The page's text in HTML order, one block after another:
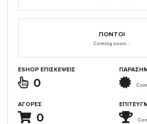
ΠΌΝΤΟΙ
Coming soon...
ESHOP ΕΠΙΣΚΈΨΕΙΣ
0
ΑΓΟΡΈΣ
0